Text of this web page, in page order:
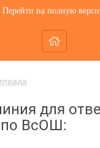
Перейти на полную
для
ВсОШ: